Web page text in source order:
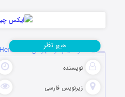
دانلود فیلم دزد قهرمان Thief Female Hero 2021
نویسنده
زیرنویس فارسی
هیچ نظر